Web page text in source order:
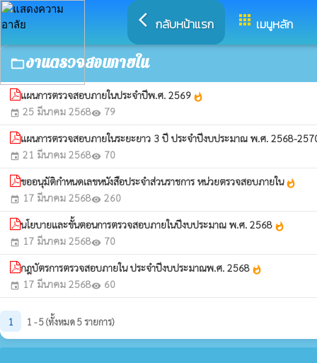
arrow_back_ios กลับหน้าแรก apps เมนูหลัก
folder_openงานตรวจสอบภายใน
แผนการตรวจสอบภายในประจำปีพ.ศ. 2569 whatshot
event 25 มีนาคม 2568visibility 79
แผนการตรวจสอบภายในระยะยาว 3 ปี ประจำปีงบประมาณ พ.ศ. 2568-
event 21 มีนาคม 2568visibility 70
ขออนุมัติกำหนดเลขหนังสือประจำส่วนราชการ หน่วยตรวจสอบภายในwhatshot
event 17 มีนาคม 2568visibility 260
นโยบายและขั้นตอนการตรวจสอบภายในปีงบประมาณ พ.ศ. 2568 whatshot
event 17 มีนาคม 2568visibility 70
กฎบัตรการตรวจสอบภายใน ประจำปีงบประมาณพ.ศ. 2568 whatshot
event 17 มีนาคม 2568visibility 60
1 1 - 5 (ทั้งหมด 5 รายการ)